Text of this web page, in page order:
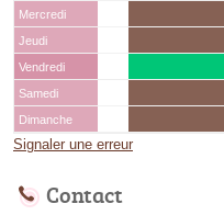
Mercredi
Jeudi
Vendredi
Samedi
Dimanche
Signaler une erreur
Contact